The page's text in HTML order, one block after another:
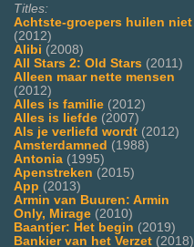
Titles:
Achtste-groepers huilen niet
(2012)
Alibi (2008)
All Stars 2: Old Stars (2011)
Alleen maar nette mensen
(2012)
Alles is familie (2012)
Alles is liefde (2007)
Als je verliefd wordt (2012)
Amsterdamned (1988)
Antonia (1995)
Apenstreken (2015)
App (2013)
Armin van Buuren: Armin
Only, Mirage (2010)
Baantjer: Het begin (2019)
Bankier van het Verzet (2018)